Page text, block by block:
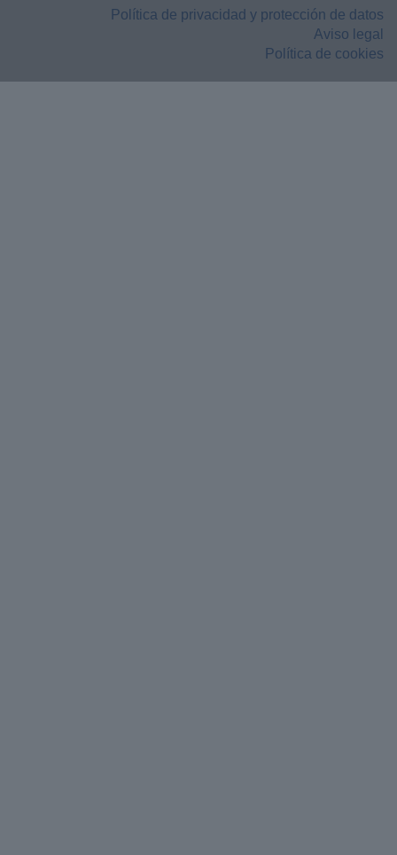
Política de privacidad y protección de datos
Aviso legal
Política de cookies